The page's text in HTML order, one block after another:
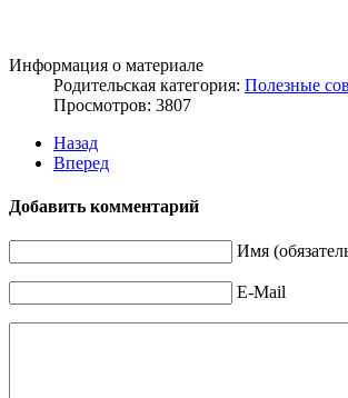
Информация о материале
Родительская категория: Полезные
Просмотров: 3807
Назад
Вперед
Добавить комментарий
Имя
E-Mail